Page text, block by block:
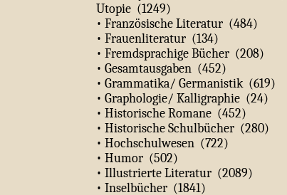
Utopie (1249)
• Französische Literatur (484)
• Frauenliteratur (134)
• Fremdsprachige Bücher (208)
• Gesamtausgaben (452)
• Grammatika/ Germanistik (619)
• Graphologie/ Kalligraphie (24)
• Historische Romane (452)
• Historische Schulbücher (280)
• Hochschulwesen (722)
• Humor (502)
• Illustrierte Literatur (2089)
• Inselbücher (1841)